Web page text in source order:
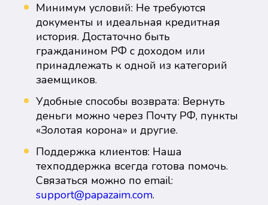
Минимум условий: Не требуются
документы и идеальная кредитная
история. Достаточно быть
гражданином РФ с доходом или
принадлежать к одной из категорий
заемщиков.
Удобные способы возврата: Вернуть
деньги можно через Почту РФ, пункты
«Золотая корона» и другие.
Поддержка клиентов: Наша
техподдержка всегда готова помочь.
Связаться можно по email:
support@papazaim.com.